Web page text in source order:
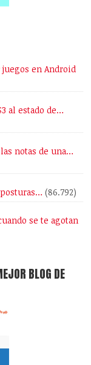
en Android
al estado de…
notas de una…
posturas… (86.792)
se te agotan
BLOG DE